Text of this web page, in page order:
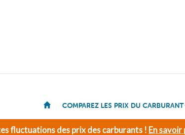
COMPAREZ LES PRIX DU CARBURANT
fluctuations des prix des carburants ! En savoir